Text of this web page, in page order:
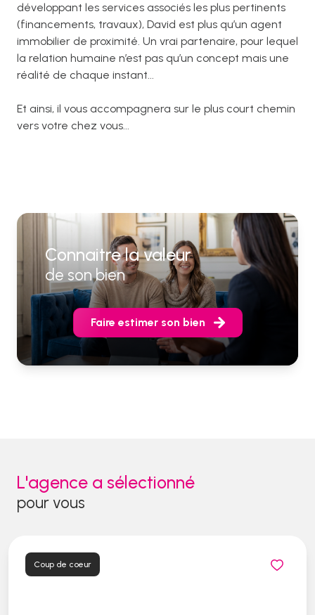
Connaitre la valeur
de son bien
Faire estimer son bien
développant les services associés les plus pertinents
(financements, travaux), David est plus qu’un agent
immobilier de proximité. Un vrai partenaire, pour lequel
la relation humaine n’est pas qu’un concept mais une
réalité de chaque instant...
Et ainsi, il vous accompagnera sur le plus court chemin
vers votre chez vous...
L'agence a sélectionné
pour vous
Coup de coeur